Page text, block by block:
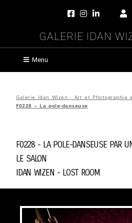
Galerie Idan
Menu
Galerie Idan Wizen - Art et Photographie
F0228 – La pole-danseuse
F0228 - La pole-danseuse par
Le Salon
Idan Wizen - Lost Room